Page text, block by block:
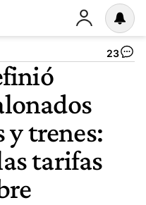
23
y trenes:
tarifas